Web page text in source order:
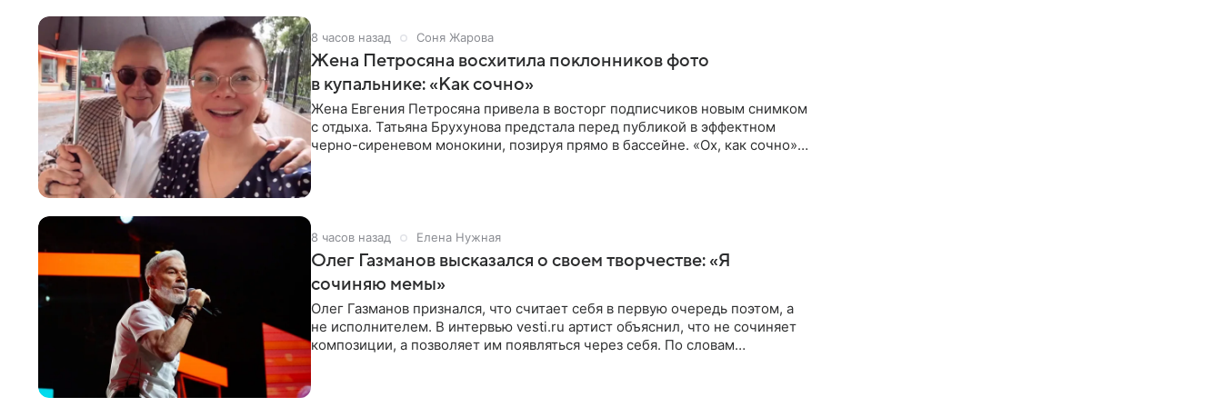
8 часов назад Соня Жарова
Жена Петросяна восхитила поклонников фото
в купальнике: «Как сочно»
Жена Евгения Петросяна привела в восторг подписчиков новым снимком
с отдыха. Татьяна Брухунова предстала перед публикой в эффектном
черно-сиреневом монокини, позируя прямо в бассейне. «Ох, как сочно»,
8 часов назад Елена Нужная
Олег Газманов высказался о своем творчестве: «Я
сочиняю мемы»
Олег Газманов признался, что считает себя в первую очередь поэтом, а
не исполнителем. В интервью vesti.ru артист объяснил, что не сочиняет
композиции, а позволяет им появляться через себя. По словам